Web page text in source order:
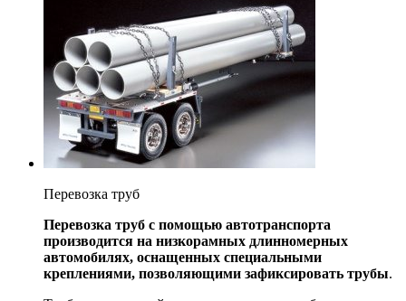
Перевозка труб
Перевозка труб с помощью автотранспорта
производится на низкорамных длинномерных
автомобилях, оснащенных специальными
креплениями, позволяющими зафиксировать трубы.